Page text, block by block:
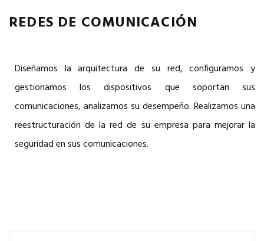
REDES DE COMUNICACIÓN
Diseñamos la arquitectura de su red, configuramos y
gestionamos los dispositivos que soportan sus
comunicaciones, analizamos su desempeño. Realizamos una
reestructuración de la red de su empresa para mejorar la
seguridad en sus comunicaciones.